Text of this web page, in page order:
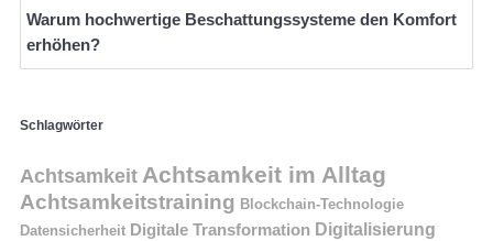
Warum hochwertige Beschattungssysteme den Komfort
erhöhen?
Schlagwörter
Achtsamkeit Achtsamkeit im Alltag
Achtsamkeitstraining Blockchain-Technologie
Datensicherheit Digitale Transformation Digitalisierung